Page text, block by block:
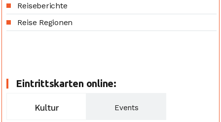
Reiseberichte
Reise Regionen
Eintrittskarten online:
Kultur Events